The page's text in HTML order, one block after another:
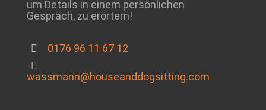
um Details in einem persönlichen
Gespräch, zu erörtern!
0176 96 11 67 12
wassmann@houseanddogsitting.com